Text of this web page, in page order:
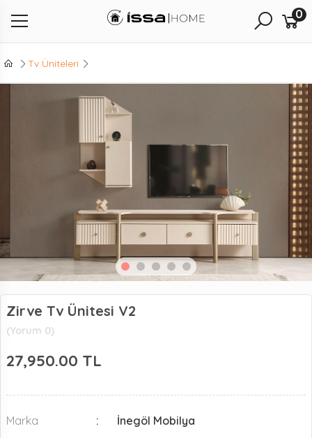
0
Tv Üniteleri
Zirve Tv Ünitesi V2
(Yorum 0)
27,950.00 TL
Marka
İnegöl Mobilya